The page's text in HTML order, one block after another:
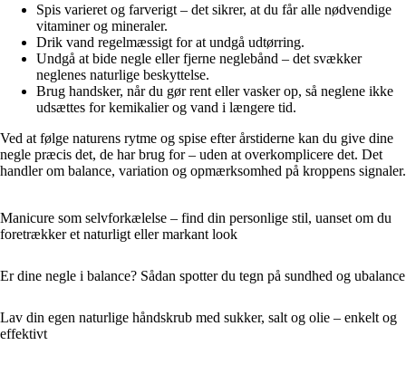
Spis varieret og farverigt – det sikrer, at du får alle nødvendige
vitaminer og mineraler.
Drik vand regelmæssigt for at undgå udtørring.
Undgå at bide negle eller fjerne neglebånd – det svækker
neglenes naturlige beskyttelse.
Brug handsker, når du gør rent eller vasker op, så neglene ikke
udsættes for kemikalier og vand i længere tid.
Ved at følge naturens rytme og spise efter årstiderne kan du give dine
negle præcis det, de har brug for – uden at overkomplicere det. Det
handler om balance, variation og opmærksomhed på kroppens signaler.
Manicure som selvforkælelse – find din personlige stil, uanset om du
foretrækker et naturligt eller markant look
Er dine negle i balance? Sådan spotter du tegn på sundhed og ubalance
Lav din egen naturlige håndskrub med sukker, salt og olie – enkelt og
effektivt